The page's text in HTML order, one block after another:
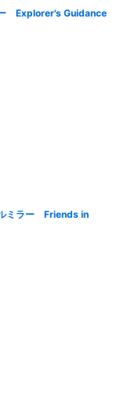
Explorer's Guidance
ミラー Friends in